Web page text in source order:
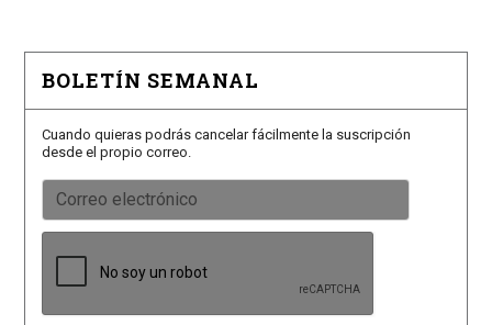
BOLETÍN SEMANAL
Cuando quieras podrás cancelar fácilmente la suscripción
desde el propio correo.